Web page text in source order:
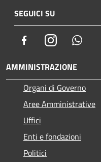
SEGUICI SU
FacebookInstagram
AMMINISTRAZIONE
Organi di Governo
Aree Amministrative
Uffici
Enti e fondazioni
Politici